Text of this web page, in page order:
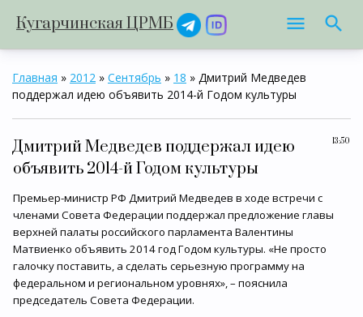
Кугарчинская ЦРМБ
Главная » 2012 » Сентябрь » 18 » Дмитрий Медведев
поддержал идею объявить 2014-й Годом культуры
13:50
Дмитрий Медведев поддержал идею
объявить 2014-й Годом культуры
Премьер-министр РФ Дмитрий Медведев в ходе встречи с
членами Совета Федерации поддержал предложение главы
верхней палаты российского парламента Валентины
Матвиенко объявить 2014 год Годом культуры. «Не просто
галочку поставить, а сделать серьезную программу на
федеральном и региональном уровнях», – пояснила
председатель Совета Федерации.